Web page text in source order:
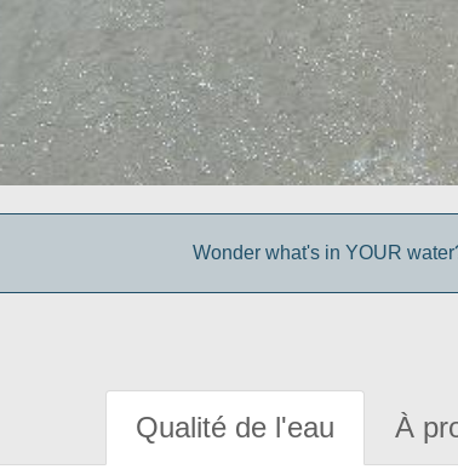
Wonder what's in YOUR
Qualité de l'eau À